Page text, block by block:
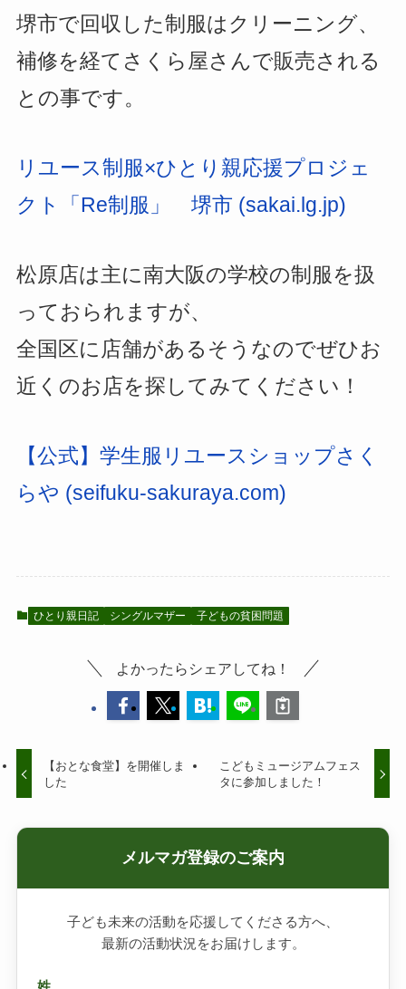
堺市で回収した制服はクリーニング、
補修を経てさくら屋さんで販売される
との事です。
リユース制服×ひとり親応援プロジェ
クト「Re制服」 堺市 (sakai.lg.jp)
松原店は主に南大阪の学校の制服を扱
っておられますが、
全国区に店舗があるそうなのでぜひお
近くのお店を探してみてください！
【公式】学生服リユースショップさく
らや (seifuku-sakuraya.com)
ひとり親日記 シングルマザー 子どもの貧困問題
よかったらシェアしてね！
【おとな食堂】を開催しま
した
こどもミュージアムフェス
タに参加しました！
メルマガ登録のご案内
子ども未来の活動を応援してくださる方へ、
最新の活動状況をお届けします。